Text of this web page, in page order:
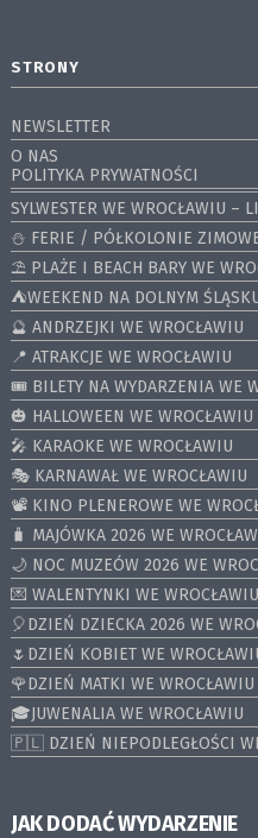
STRONY
NEWSLETTER
O NAS
POLITYKA PRYWATNOŚCI
SYLWESTER WE WROCŁAWIU –
⛄️ FERIE / PÓŁKOLONIE
⛱️ PLAŻE I BEACH BARY WE
⛺️WEEKEND NA DOLNYM
🔮 ANDRZEJKI WE WROCŁAWIU
📍 ATRAKCJE WE WROCŁAWIU
🎟️ BILETY NA WYDARZENIA WE
🎃 HALLOWEEN WE WROCŁAWIU
🎤 KARAOKE WE WROCŁAWIU
🎭 KARNAWAŁ WE WROCŁAWIU
📽️ KINO PLENEROWE WE
🧳 MAJÓWKA 2026 WE
🌙 NOC MUZEÓW 2026 WE
💌 WALENTYNKI WE WROCŁAWIU
🎈DZIEŃ DZIECKA 2026 WE
🌷DZIEŃ KOBIET WE
🌹DZIEŃ MATKI WE WROCŁAWIU
🎓JUWENALIA WE WROCŁAWIU
🇵🇱 DZIEŃ NIEPODLEGŁOŚCI
JAK DODAĆ WYDARZENIE